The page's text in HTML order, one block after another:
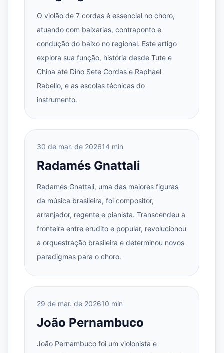
O violão de 7 cordas é essencial no choro,
atuando com baixarias, contraponto e
condução do baixo no regional. Este artigo
explora sua função, história desde Tute e
China até Dino Sete Cordas e Raphael
Rabello, e as escolas técnicas do
instrumento.
30 de mar. de 202614 min
Radamés Gnattali
Radamés Gnattali, uma das maiores figuras
da música brasileira, foi compositor,
arranjador, regente e pianista. Transcendeu a
fronteira entre erudito e popular, revolucionou
a orquestração brasileira e determinou novos
paradigmas para o choro.
29 de mar. de 202610 min
João Pernambuco
João Pernambuco foi um violonista e